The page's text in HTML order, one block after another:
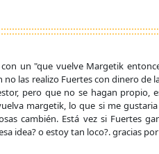
un "que vuelve Margetik
no las realizo Fuertes con dinero
pero que no se hagan propio,
margetik, lo que si me
cambién. Está vez si Fuertes
idea? o estoy tan loco?. gracias